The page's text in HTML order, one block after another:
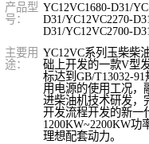
产品型
号：
YC12VC1680-D31/
D31/YC12VC2270-
D31/YC12VC2700-
主要用
途：
YC12VC系列玉柴柴
础上开发的一款V型
标达到GB/T13032-
用电源的使用工况，
进柴油机技术研发，
开发流程开发的新一
1200KW~2200KW功
理想配套动力。